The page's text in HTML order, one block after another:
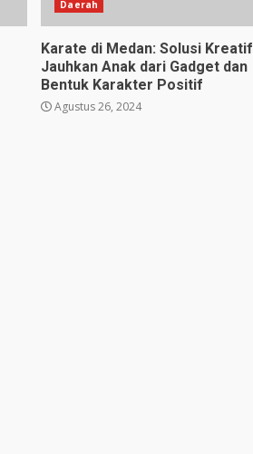
Daerah
Karate di Medan: Solusi Kreatif
Jauhkan Anak dari Gadget dan
Bentuk Karakter Positif
Agustus 26, 2024